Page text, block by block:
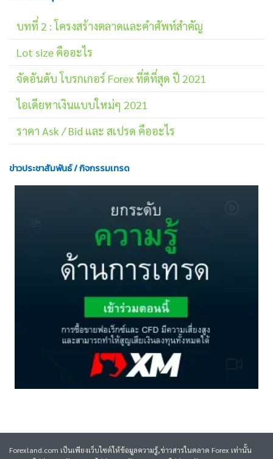
บทที่ 2 : โครงสร้างตลาดและคำศัพท์สำคัญ
Lot size คืออะไร
จัดอันดับ โบรกเกอร์ Forex ที่ดีที่สุด ปี 2021
ไอเดียหาเงินแบบใหม่ๆ 2021
ราคา Ask / Bid และ สเปรด คืออะไร
ข่าวประชาสัมพันธ์ / กิจกรรมเทรด
Forexland.com เป็นเพียงเว็บไซต์ให้ข้อมูลความรู้,ข่าวสารในตลาด Forex เท่านั้น